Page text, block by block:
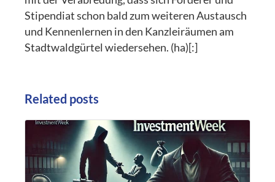
Stipendiat schon bald zum weiteren Austausch
und Kennenlernen in den Kanzleiräumen am
Stadtwaldgürtel wiedersehen. (ha)[:]
Related posts